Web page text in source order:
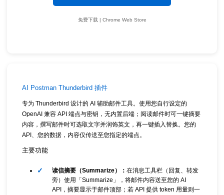
免费下载 | Chrome Web Store
AI Postman Thunderbird 插件
专为 Thunderbird 设计的 AI 辅助邮件工具。使用您自行设定的
OpenAI 兼容 API 端点与密钥，无内置后端；阅读邮件时可一键摘要
内容，撰写邮件时可选取文字并润饰英文，再一键插入替换。您的
API、您的数据，内容仅传送至您指定的端点。
主要功能
读信摘要（Summarize）： 在消息工具栏（回复、转发
旁）使用「Summarize」，将邮件内容送至您的 AI
API，摘要显示于邮件顶部；若 API 提供 token 用量则一